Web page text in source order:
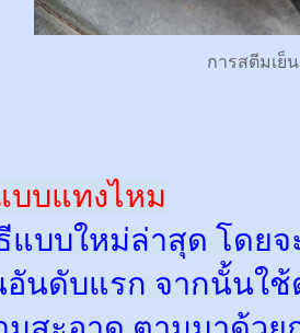
การสตีมเย็น
บบแทงไหม
แบบใหม่ล่าสุด โดย
อันดับแรก จากนั้นใ